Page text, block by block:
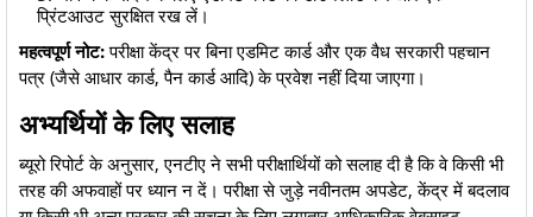
प्रिंटआउट सुरक्षित रख लें।
महत्वपूर्ण नोट:परीक्षा केंद्र पर बिना एडमिट कार्ड और एक वैध सरकारी पहचान
पत्र (जैसे आधार कार्ड, पैन कार्ड आदि) के प्रवेश नहीं दिया जाएगा।
​अभ्यर्थियों के लिए सलाह
​ब्यूरो रिपोर्ट के अनुसार, एनटीए ने सभी परीक्षार्थियों को सलाह दी है कि वे किसी भी
तरह की अफवाहों पर ध्यान न दें। परीक्षा से जुड़े नवीनतम अपडेट, केंद्र में बदलाव